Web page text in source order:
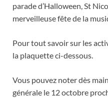
parade d’Halloween, St
merveilleuse fête de la
Pour tout savoir sur les
la plaquette ci-dessous.
Vous pouvez noter dès
générale le 12 octobre